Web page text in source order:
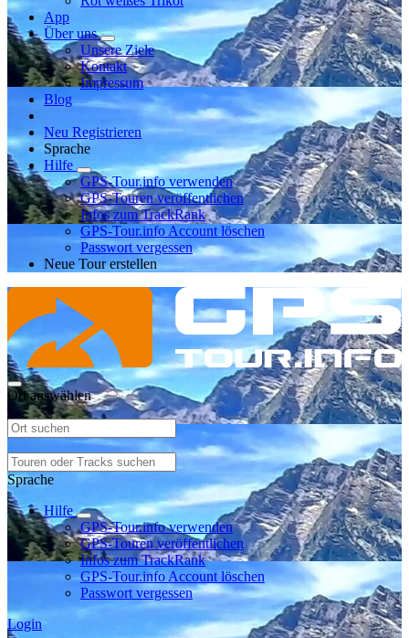
App
Über uns
Unsere Ziele
Kontakt
Impressum
Blog
Neu Registrieren
Sprache
Hilfe
GPS-Tour.info verwenden
GPS-Touren veröffentlichen
Infos zum TrackRank
GPS-Tour.info Account löschen
Passwort vergessen
Neue Tour erstellen
Ort auswählen
Sprache
Hilfe
GPS-Tour.info verwenden
GPS-Touren veröffentlichen
Infos zum TrackRank
GPS-Tour.info Account löschen
Passwort vergessen
Login